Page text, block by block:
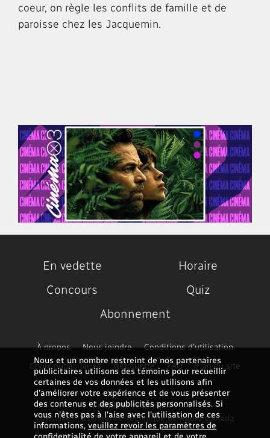
coeur, on règle les conflits de famille et de
paroisse chez les Jacquemin.
Nous et un nombre restreint de nos partenaires
publicitaires utilisons des témoins pour recueillir
certaines de vos données et les utilisons afin
d’améliorer votre expérience et de vous présenter
des contenus et des publicités personnalisés. Si
vous n'êtes pas à l'aise avec l'utilisation de ces
informations,veuillez revoir les paramètres de
confidentialité de votre appareil et de votre
En vedette
Horaire
Concours
Quiz
Abonnement
À propos Nous joindre
Conditions d'utilisation
Choix publicitaires
Nétiquette FAQ Plan du site
Problème technique ?
Consultez l'assistance technique de Radio-Canada